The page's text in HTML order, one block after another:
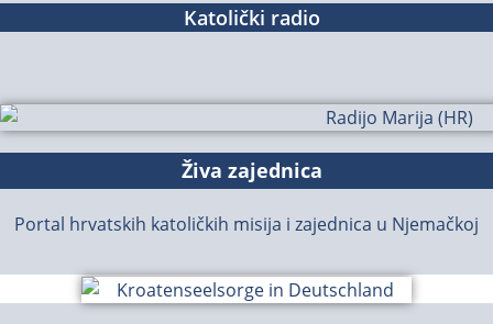
Katolički radio
Živa zajednica
Portal hrvatskih katoličkih misija i zajednica u Njemačkoj